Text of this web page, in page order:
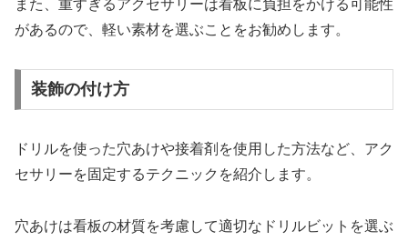
また、重すぎるアクセサリーは看板に負担をかける可能性
があるので、軽い素材を選ぶことをお勧めします。
装飾の付け方
ドリルを使った穴あけや接着剤を使用した方法など、アク
セサリーを固定するテクニックを紹介します。
穴あけは看板の材質を考慮して適切なドリルビットを選ぶ